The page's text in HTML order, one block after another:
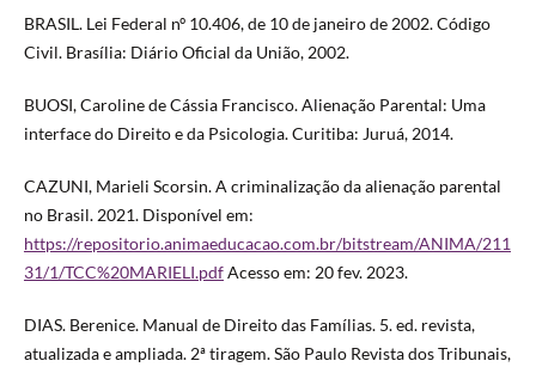
BRASIL. Lei Federal nº 10.406, de 10 de janeiro de 2002. Código
Civil. Brasília: Diário Oficial da União, 2002.
BUOSI, Caroline de Cássia Francisco. Alienação Parental: Uma
interface do Direito e da Psicologia. Curitiba: Juruá, 2014.
CAZUNI, Marieli Scorsin. A criminalização da alienação parental
no Brasil. 2021. Disponível em:
https://repositorio.animaeducacao.com.br/bitstream/ANIMA/211
31/1/TCC%20MARIELI.pdfAcesso em: 20 fev. 2023.
DIAS. Berenice. Manual de Direito das Famílias. 5. ed. revista,
atualizada e ampliada. 2ª tiragem. São Paulo Revista dos Tribunais,